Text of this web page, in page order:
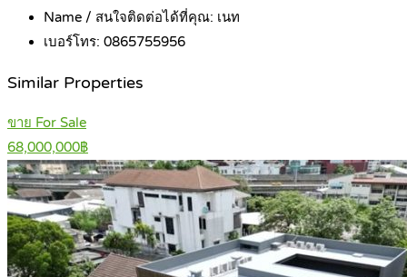
Name / สนใจติดต่อได้ที่คุณ: เนท
เบอร์โทร: 0865755956
Similar Properties
ขาย For Sale
68,000,000฿